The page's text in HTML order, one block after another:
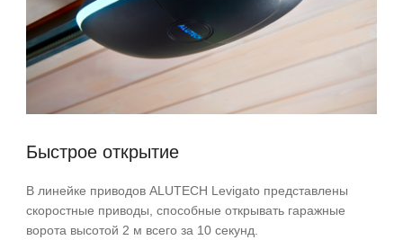
Быстрое открытие
В линейке приводов ALUTECH Levigato представлены
скоростные приводы, способные открывать гаражные
ворота высотой 2 м всего за 10 секунд.